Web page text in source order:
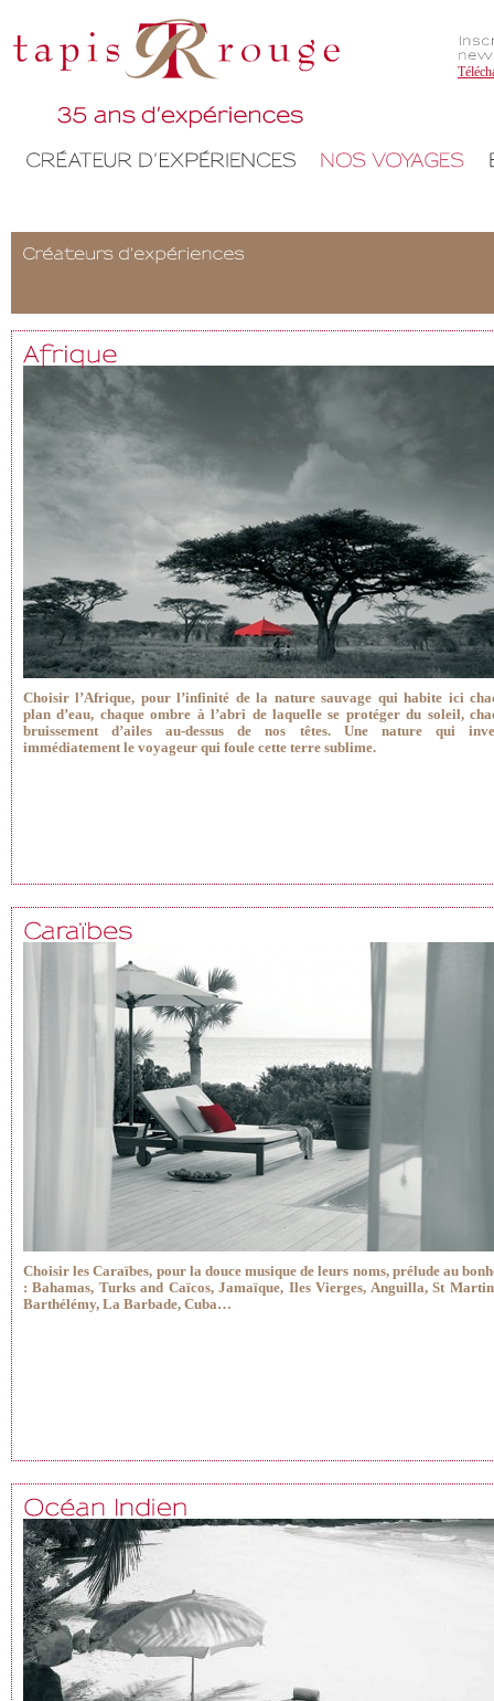
Choisir l’Afrique, pour l’infinité de la nature sauvage qui habite ici
plan d’eau, chaque ombre à l’abri de laquelle se protéger du soleil,
bruissement d’ailes au-dessus de nos têtes. Une nature qui
immédiatement le voyageur qui foule cette terre sublime.
Choisir les Caraïbes, pour la douce musique de leurs noms, prélude au
: Bahamas, Turks and Caïcos, Jamaïque, Iles Vierges, Anguilla, St
Barthélémy, La Barbade, Cuba…